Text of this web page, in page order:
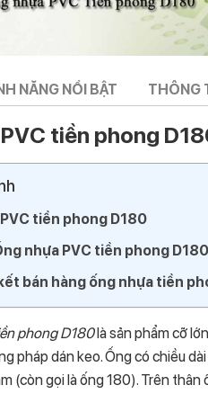
NĂNG NỔI BẬT THÔNG
tiền phong
tiền phong D180
nhựa PVC tiền phong D180
bán hàng ống nhựa tiền
phong D180là sản phẩm cỡ
pháp dán keo. Ống có chiều
(còn gọi là ống 180). Trên